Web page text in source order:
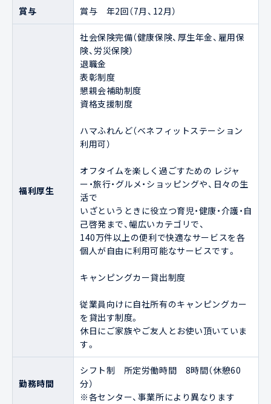
賞与 賞与　年2回（7月、12月）
福利厚生
社会保険完備（健康保険、厚生年金、雇用保
険、労災保険）
退職金
表彰制度
懇親会補助制度
資格支援制度
ハマふれんど（ベネフィットステーション
利用可）
オフタイムを楽しく過ごすための レジャ
ー・旅行・グルメ・ショッピングや、日々の生
活で
いざというときに役立つ育児・健康・介護・自
己啓発まで、幅広いカテゴリで、
140万件以上の便利で快適なサービスを各
個人が自由に利用可能なサービスです。
キャンピングカー貸出制度
従業員向けに自社所有のキャンピングカー
を貸出す制度。
休日にご家族やご友人とお使い頂いていま
す。
勤務時間
シフト制　所定労働時間　8時間（休憩60
分）
※各センター、事業所により異なります